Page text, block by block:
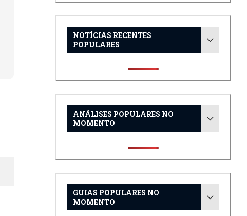
NOTÍCIAS RECENTES
POPULARES
ANÁLISES POPULARES NO
MOMENTO
GUIAS POPULARES NO
MOMENTO